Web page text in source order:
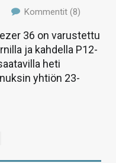
Kommentit (8)
36 on varustettu
ja kahdella P12-
heti
yhtiön 23-